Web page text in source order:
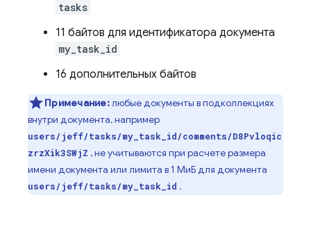
tasks
11 байтов для идентификатора документа
my_task_id
16 дополнительных байтов
Примечание:любые документы в подколлекциях
внутри документа, например
users/jeff/tasks/my_task_id/comments/D8Pvloqic
zrzXik3SWjZ , не учитываются при расчете размера
имени документа или лимита в 1 МиБ для документа
users/jeff/tasks/my_task_id .